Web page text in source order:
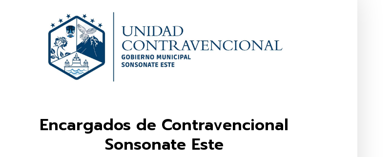
Encargados de Contravencional
Sonsonate Este